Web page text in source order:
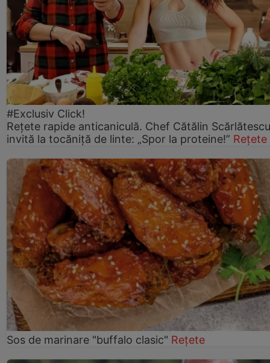
#Exclusiv Click!
Rețete rapide anticaniculă. Chef Cătălin
invită la tocăniță de linte: „Spor la proteine!” Rețete
Sos de marinare "buffalo clasic" Rețete